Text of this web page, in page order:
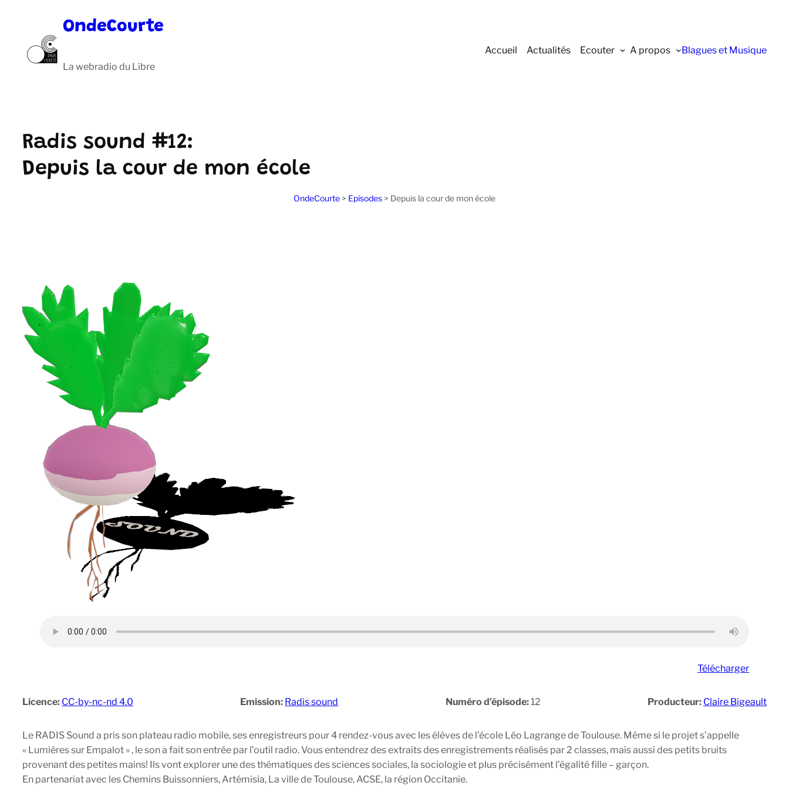
OndeCourte
La webradio du Libre
Accueil Actualités Ecouter A propos Blagues et Musique
Radis sound #12:
Depuis la cour de mon école
OndeCourte > Episodes > Depuis la cour de mon école
Télécharger
Licence: CC-by-nc-nd 4.0 Emission: Radis sound Numéro d’épisode:12 Producteur: Claire Bigeault
Le RADIS Sound a pris son plateau radio mobile, ses enregistreurs pour 4 rendez-vous avec les élèves de l’école Léo Lagrange de Toulouse. Même si le projet s’appelle
« Lumières sur Empalot » , le son a fait son entrée par l’outil radio. Vous entendrez des extraits des enregistrements réalisés par 2 classes, mais aussi des petits bruits
provenant des petites mains! Ils vont explorer une des thématiques des sciences sociales, la sociologie et plus précisément l’égalité fille – garçon.
En partenariat avec les Chemins Buissonniers, Artémisia, La ville de Toulouse, ACSE, la région Occitanie.